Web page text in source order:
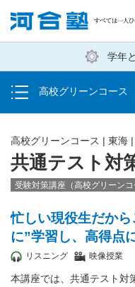
塾生の方
学年
高校グリーンコース
学費の仕組み・支払方法
受講開始までの流れ
校舎・教室一覧
高校グリーンコース | 東海
共通テスト対
受験対策講座（高校グリーンコ
忙しい現役生だか
に”学習し、高得点
リスニング 映像授業
本講座では、共通テスト対